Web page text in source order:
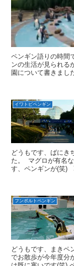
ペンギン語りの時間
ンの生活が見られる
園について書きまし
イワトビペンギン
どうもです、ばにき
た。 ​ マグロが有名
す、ペンギンが(笑)
フンボルトペンギン
どうもです、まきペ
でお散歩が今年度分